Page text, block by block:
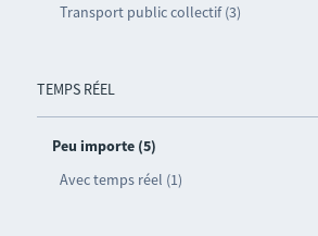
Transport public collectif (3)
TEMPS RÉEL
Peu importe (5)
Avec temps réel (1)